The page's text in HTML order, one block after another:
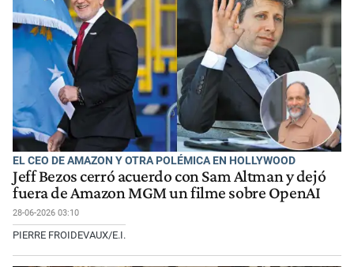
EL CEO DE AMAZON Y OTRA POLÉMICA EN HOLLYWOOD
Jeff Bezos cerró acuerdo con Sam Altman y dejó
fuera de Amazon MGM un filme sobre OpenAI
28-06-2026 03:10
PIERRE FROIDEVAUX/E.I.